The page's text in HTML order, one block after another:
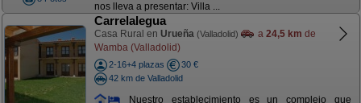
nos lleva a presentar: Villa ...
Carrelalegua
Casa Rural en Urueña (Valladolid) a 24,5 km de
Wamba (Valladolid)
2-16+4 plazas
30 €
42 km de Valladolid
Nuestro establecimiento es un complejo que